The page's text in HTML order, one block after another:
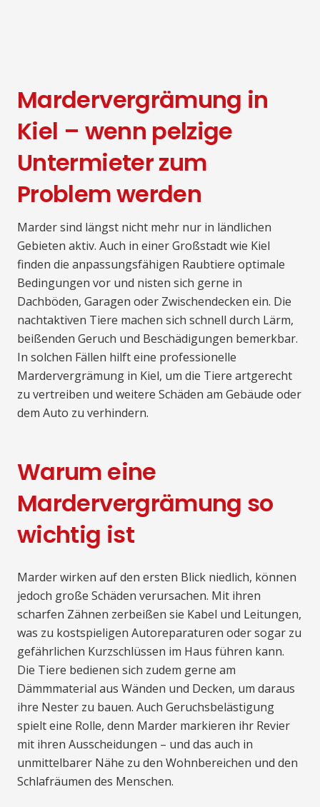
Mardervergrämung in
Kiel – wenn pelzige
Untermieter zum
Problem werden
Marder sind längst nicht mehr nur in ländlichen
Gebieten aktiv. Auch in einer Großstadt wie Kiel
finden die anpassungsfähigen Raubtiere optimale
Bedingungen vor und nisten sich gerne in
Dachböden, Garagen oder Zwischendecken ein. Die
nachtaktiven Tiere machen sich schnell durch Lärm,
beißenden Geruch und Beschädigungen bemerkbar.
In solchen Fällen hilft eine professionelle
Mardervergrämung in Kiel, um die Tiere artgerecht
zu vertreiben und weitere Schäden am Gebäude oder
dem Auto zu verhindern.
Warum eine
Mardervergrämung so
wichtig ist
Marder wirken auf den ersten Blick niedlich, können
jedoch große Schäden verursachen. Mit ihren
scharfen Zähnen zerbeißen sie Kabel und Leitungen,
was zu kostspieligen Autoreparaturen oder sogar zu
gefährlichen Kurzschlüssen im Haus führen kann.
Die Tiere bedienen sich zudem gerne am
Dämmmaterial aus Wänden und Decken, um daraus
ihre Nester zu bauen. Auch Geruchsbelästigung
spielt eine Rolle, denn Marder markieren ihr Revier
mit ihren Ausscheidungen – und das auch in
unmittelbarer Nähe zu den Wohnbereichen und den
Schlafräumen des Menschen.